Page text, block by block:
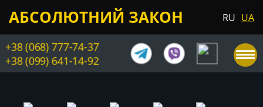
АБСОЛЮТНИЙ ЗАКОН RU UA
+38 (068) 777-74-37
+38 (099) 641-14-92